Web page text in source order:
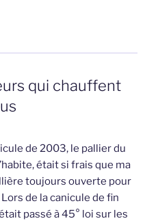
qui chauffent
de 2003, le pallier du
était si frais que ma
toujours ouverte pour
de la canicule de fin
passé à 45° loi sur les